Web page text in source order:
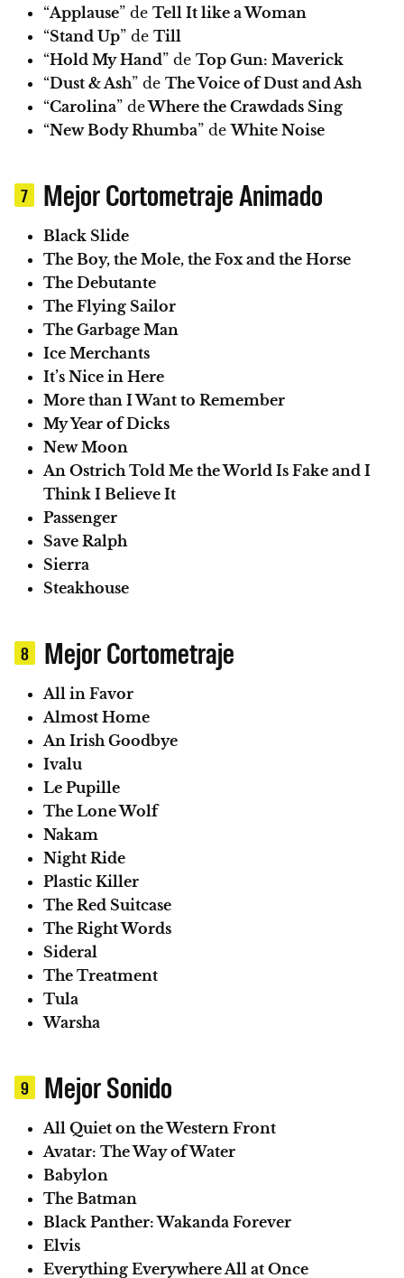
“Applause” de Tell It like a Woman
“Stand Up” de Till
“Hold My Hand” de Top Gun: Maverick
“Dust & Ash” de The Voice of Dust and Ash
“Carolina” deWhere the Crawdads Sing
“New Body Rhumba” deWhite Noise
7 Mejor Cortometraje Animado
Black Slide
The Boy, the Mole, the Fox and the Horse
The Debutante
The Flying Sailor
The Garbage Man
Ice Merchants
It’s Nice in Here
More than I Want to Remember
My Year of Dicks
New Moon
An Ostrich Told Me the World Is Fake and I
Think I Believe It
Passenger
Save Ralph
Sierra
Steakhouse
8 Mejor Cortometraje
All in Favor
Almost Home
An Irish Goodbye
Ivalu
Le Pupille
The Lone Wolf
Nakam
Night Ride
Plastic Killer
The Red Suitcase
The Right Words
Sideral
The Treatment
Tula
Warsha
9 Mejor Sonido
All Quiet on the Western Front
Avatar: The Way of Water
Babylon
The Batman
Black Panther: Wakanda Forever
Elvis
Everything Everywhere All at Once